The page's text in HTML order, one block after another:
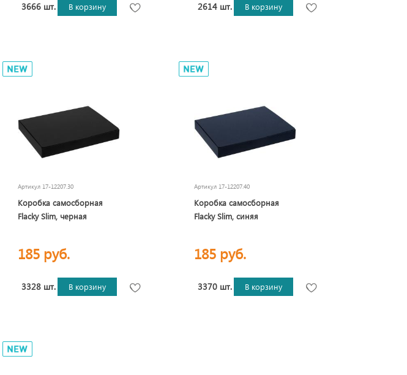
3666 шт. В корзину 2614 шт. В корзину
Артикул 17-12207.30
Коробка самосборная
Flacky Slim, черная
185 руб.
3328 шт. В корзину
Артикул 17-12207.40
Коробка самосборная
Flacky Slim, синяя
185 руб.
3370 шт. В корзину